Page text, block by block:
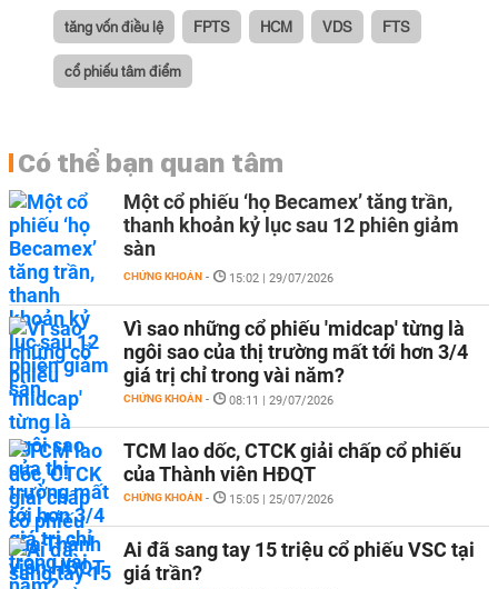
tăng vốn điều lệ FPTS HCM VDS FTS
cổ phiếu tâm điểm
Có thể bạn quan tâm
Một cổ phiếu ‘họ Becamex’ tăng trần,
thanh khoản kỷ lục sau 12 phiên giảm
sàn
CHỨNG KHOÁN - 15:02 | 29/07/2026
Vì sao những cổ phiếu 'midcap' từng là
ngôi sao của thị trường mất tới hơn 3/4
giá trị chỉ trong vài năm?
CHỨNG KHOÁN - 08:11 | 29/07/2026
TCM lao dốc, CTCK giải chấp cổ phiếu
của Thành viên HĐQT
CHỨNG KHOÁN - 15:05 | 25/07/2026
Ai đã sang tay 15 triệu cổ phiếu VSC tại
giá trần?